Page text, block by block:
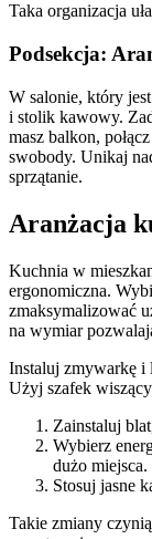
Taka organizacja
Podsekcja:
W salonie, który
i stolik kawowy.
masz balkon,
swobody. Unikaj
sprzątanie.
Aranżacja
Kuchnia w
ergonomiczna.
zmaksymalizować
na wymiar
Instaluj zmywarkę i
Użyj szafek
Zainstaluj
Wybierz
dużo miejsca.
Stosuj jasne
Takie zmiany